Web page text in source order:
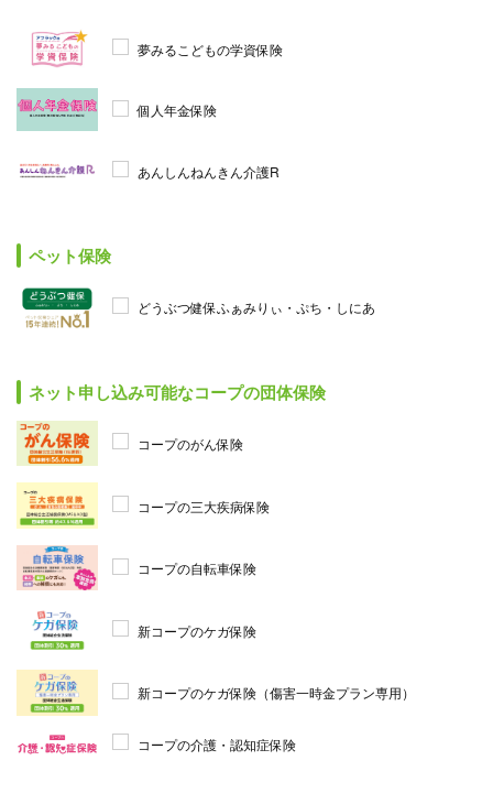
夢みるこどもの学資保険
個人年金保険
あんしんねんきん介護R
ペット保険
どうぶつ健保ふぁみりぃ・ぷち・しにあ
ネット申し込み可能なコープの団体保険
コープのがん保険
コープの三大疾病保険
コープの自転車保険
新コープのケガ保険
新コープのケガ保険（傷害一時金プラン専用）
コープの介護・認知症保険